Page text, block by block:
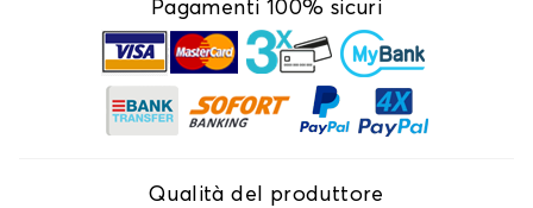
Pagamenti 100% sicuri
Qualità del produttore